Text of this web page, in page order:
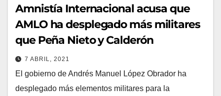
Amnistía Internacional acusa que
AMLO ha desplegado más militares
que Peña Nieto y Calderón
7 ABRIL, 2021
El gobierno de Andrés Manuel López Obrador ha
desplegado más elementos militares para la